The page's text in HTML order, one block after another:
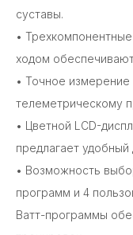
суставы.
•
ходом
• Точное измерение
телеметрическому
• Цветной LCD-
предлагает
• Возможность
программ и 4
Ватт-программы